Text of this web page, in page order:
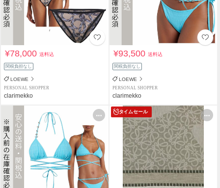
¥78,000送料込
関税負担なし
LOEWE
PERSONAL SHOPPER
clarimekko
¥93,500送料込
関税負担なし
LOEWE
PERSONAL SHOPPER
clarimekko
タイムセール